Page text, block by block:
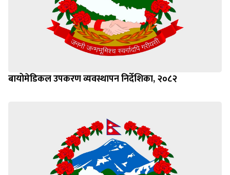
बायोमेडिकल उपकरण व्यवस्थापन निर्देशिका, २०८२